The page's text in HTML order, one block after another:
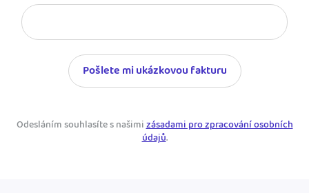
Pošlete mi ukázkovou fakturu
Odesláním souhlasíte s našimizásadami pro zpracování osobních
údajů.